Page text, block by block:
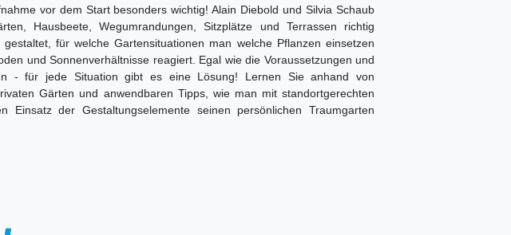
vor dem Start besonders wichtig! Alain Diebold und Silvia Schaub
Hausbeete, Wegumrandungen, Sitzplätze und Terrassen richtig
für welche Gartensituationen man welche Pflanzen einsetzen
und Sonnenverhältnisse reagiert. Egal wie die Voraussetzungen und
- für jede Situation gibt es eine Lösung! Lernen Sie anhand von
Gärten und anwendbaren Tipps, wie man mit standortgerechten
Einsatz der Gestaltungselemente seinen persönlichen Traumgarten